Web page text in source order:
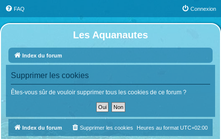
FAQ Connexion
Les Aquanautes
Index du forum
Supprimer les cookies
Êtes-vous sûr de vouloir supprimer tous les cookies de ce forum ?
Index du forum Heures au format UTC+02:00
Supprimer les cookies